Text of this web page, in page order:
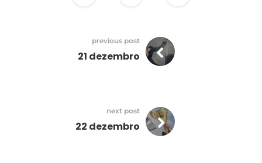
previous post
21 dezembro
next post
22 dezembro